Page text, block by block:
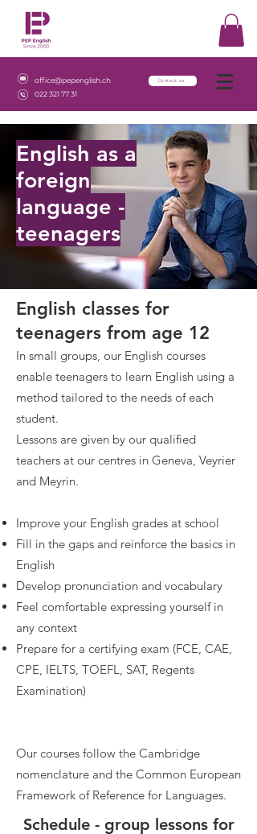
office@pepenglish.ch
022 321 77 31
Contact us
English as a
foreign
language -
teenagers
English classes for
teenagers from age 12
In small groups, our English courses
enable teenagers to learn English using a
method tailored to the needs of each
student.
Lessons are given by our qualified
teachers at our centres in Geneva, Veyrier
and Meyrin.
Improve your English grades at school
Fill in the gaps and reinforce the basics in
English
Develop pronunciation and vocabulary
Feel comfortable expressing yourself in
any context
Prepare for a certifying exam (FCE, CAE,
CPE, IELTS, TOEFL, SAT, Regents
Examination)
Our courses follow the Cambridge
nomenclature and the Common European
Framework of Reference for Languages.
Schedule - group lessons for